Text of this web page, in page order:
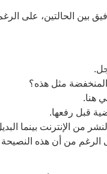
الحالتين، على الرغم
المنخفضة مثل هذه؟
هنا.
قبل رفعها.
من الإنترنت بينما
من أن هذه النصيحة